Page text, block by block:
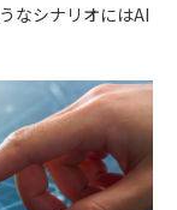
なシナリオにはAI